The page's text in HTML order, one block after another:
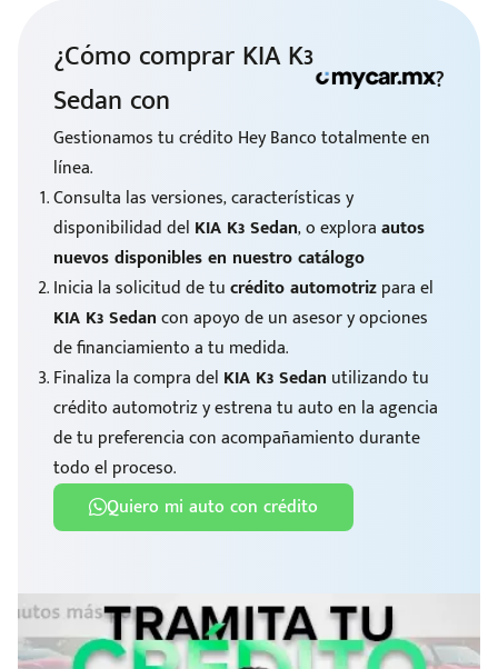
¿Cómo comprar KIA K3
Sedan con
?
Gestionamos tu crédito Hey Banco totalmente en
línea.
Consulta las versiones, características y
disponibilidad del KIA K3 Sedan, o exploraautos
nuevos disponibles en nuestro catálogo
Inicia la solicitud de tucrédito automotrizpara el
KIA K3 Sedancon apoyo de un asesor y opciones
de financiamiento a tu medida.
Finaliza la compra del KIA K3 Sedan utilizando tu
crédito automotriz y estrena tu auto en la agencia
de tu preferencia con acompañamiento durante
todo el proceso.
Quiero mi auto con crédito